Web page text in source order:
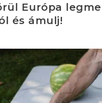
Európa
és ámulj!